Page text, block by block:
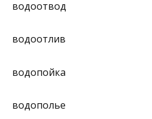
водоотвод
водоотлив
водопойка
водополье